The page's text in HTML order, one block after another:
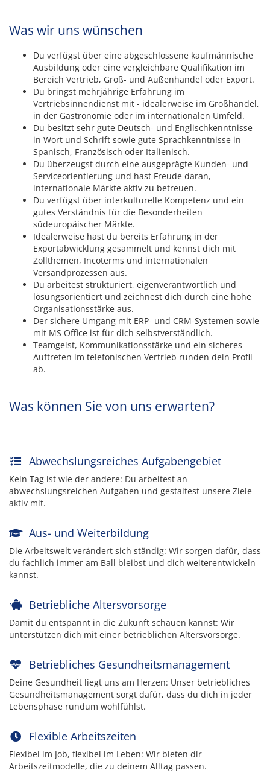
Was wir uns wünschen
Du verfügst über eine abgeschlossene kaufmännische
Ausbildung oder eine vergleichbare Qualifikation im
Bereich Vertrieb, Groß- und Außenhandel oder Export.
Du bringst mehrjährige Erfahrung im
Vertriebsinnendienst mit - idealerweise im Großhandel,
in der Gastronomie oder im internationalen Umfeld.
Du besitzt sehr gute Deutsch- und Englischkenntnisse
in Wort und Schrift sowie gute Sprachkenntnisse in
Spanisch, Französisch oder Italienisch.
Du überzeugst durch eine ausgeprägte Kunden- und
Serviceorientierung und hast Freude daran,
internationale Märkte aktiv zu betreuen.
Du verfügst über interkulturelle Kompetenz und ein
gutes Verständnis für die Besonderheiten
südeuropäischer Märkte.
Idealerweise hast du bereits Erfahrung in der
Exportabwicklung gesammelt und kennst dich mit
Zollthemen, Incoterms und internationalen
Versandprozessen aus.
Du arbeitest strukturiert, eigenverantwortlich und
lösungsorientiert und zeichnest dich durch eine hohe
Organisationsstärke aus.
Der sichere Umgang mit ERP- und CRM-Systemen sowie
mit MS Office ist für dich selbstverständlich.
Teamgeist, Kommunikationsstärke und ein sicheres
Auftreten im telefonischen Vertrieb runden dein Profil
ab.
Was können Sie von uns erwarten?
Abwechslungsreiches Aufgabengebiet
Kein Tag ist wie der andere: Du arbeitest an
abwechslungsreichen Aufgaben und gestaltest unsere Ziele
aktiv mit.
Aus- und Weiterbildung
Die Arbeitswelt verändert sich ständig: Wir sorgen dafür, dass
du fachlich immer am Ball bleibst und dich weiterentwickeln
kannst.
Betriebliche Altersvorsorge
Damit du entspannt in die Zukunft schauen kannst: Wir
unterstützen dich mit einer betrieblichen Altersvorsorge.
Betriebliches Gesundheitsmanagement
Deine Gesundheit liegt uns am Herzen: Unser betriebliches
Gesundheitsmanagement sorgt dafür, dass du dich in jeder
Lebensphase rundum wohlfühlst.
Flexible Arbeitszeiten
Flexibel im Job, flexibel im Leben: Wir bieten dir
Arbeitszeitmodelle, die zu deinem Alltag passen.